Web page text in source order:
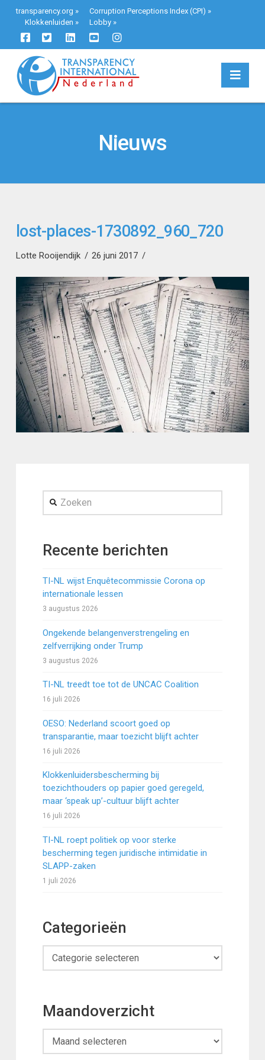
transparency.org » Corruption Perceptions Index (CPI) »
Klokkenluiden » Lobby»
Nieuws
lost-places-1730892_960_720
Lotte Rooijendijk 26 juni 2017
Zoeken
Recente berichten
TI-NL wijst Enquêtecommissie Corona op
internationale lessen
3 augustus 2026
Ongekende belangenverstrengeling en
zelfverrijking onder Trump
3 augustus 2026
TI-NL treedt toe tot de UNCAC Coalition
16 juli 2026
OESO: Nederland scoort goed op
transparantie, maar toezicht blijft achter
16 juli 2026
Klokkenluidersbescherming bij
toezichthouders op papier goed geregeld,
maar ‘speak up’-cultuur blijft achter
16 juli 2026
TI-NL roept politiek op voor sterke
bescherming tegen juridische intimidatie in
SLAPP-zaken
1 juli 2026
Categorieën
Categorieën
Maandoverzicht
Maandoverzicht